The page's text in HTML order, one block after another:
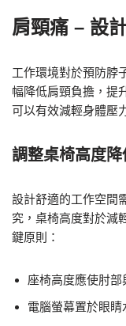
肩頸痛 – 設
工作環境對於預防脖
幅降低肩頸負擔，提
可以有效減輕身體壓
調整桌椅高度
設計舒適的工作空間
究，桌椅高度對於減
鍵原則：
座椅高度應使肘部
電腦螢幕置於眼睛